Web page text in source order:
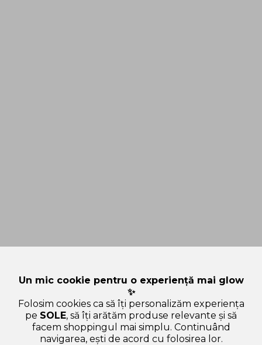
Un mic cookie pentru o experiență mai glow
✨
Folosim cookies ca să îți personalizăm experiența
pe SOLE, să îți arătăm produse relevante și să
facem shoppingul mai simplu. Continuând
navigarea, ești de acord cu folosirea lor.